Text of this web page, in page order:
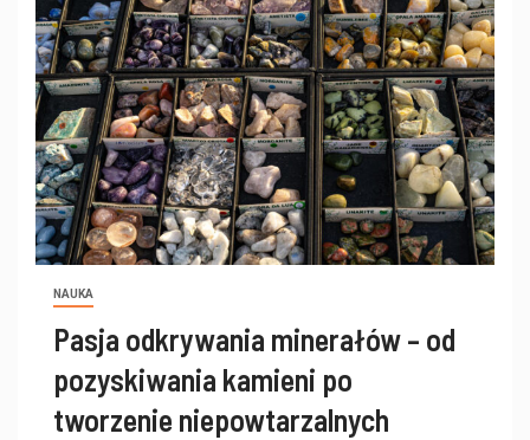
NAUKA
Pasja odkrywania minerałów – od
pozyskiwania kamieni po
tworzenie niepowtarzalnych